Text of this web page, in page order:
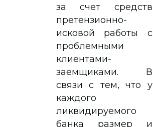
за счет средств
претензионно-
исковой работы с
проблемными
клиентами-
заемщиками. В
связи с тем, что у
каждого
ликвидируемого
банка размер и